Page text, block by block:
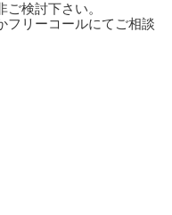
検討下さい。
リーコールにてご相談